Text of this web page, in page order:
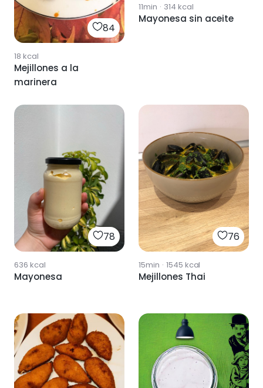
84
18 kcal
Mejillones a la
marinera
11min · 314 kcal
Mayonesa sin aceite
78
636 kcal
Mayonesa
76
15min · 1545 kcal
Mejillones Thai